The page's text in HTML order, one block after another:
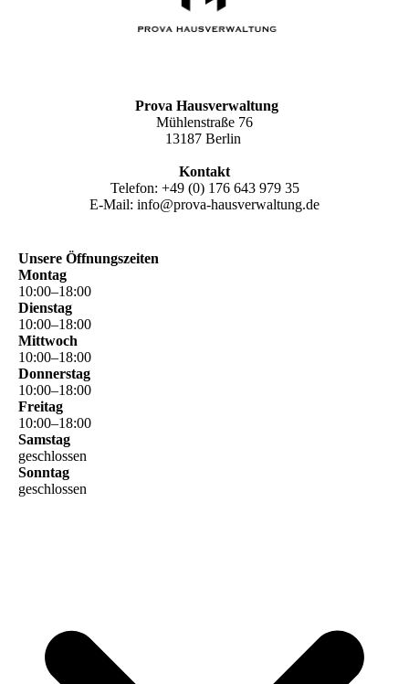
Prova Hausverwaltung
Mühlenstraße 76
13187 Berlin
Kontakt
Telefon: +49 (0) 176 643 979 35
E-Mail: info@prova-hausverwaltung.de
Unsere Öffnungszeiten
Montag
10:00–18:00
Dienstag
10:00–18:00
Mittwoch
10:00–18:00
Donnerstag
10:00–18:00
Freitag
10:00–18:00
Samstag
geschlossen
Sonntag
geschlossen